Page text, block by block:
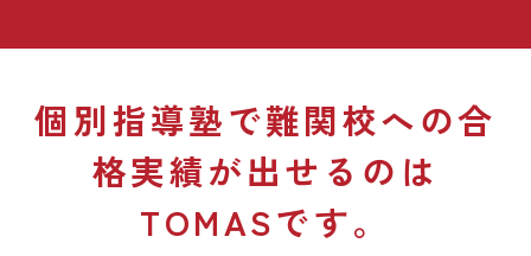
個別指導塾で難関校への合
格実績が出せるのは
TOMASです。